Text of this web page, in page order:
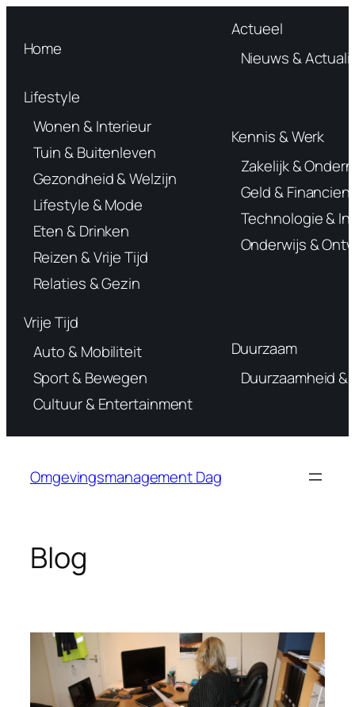
Home
Actueel
Nieuws &
Lifestyle
Wonen & Interieur
Tuin & Buitenleven
Gezondheid & Welzijn
Lifestyle & Mode
Eten & Drinken
Reizen & Vrije Tijd
Relaties & Gezin
Kennis & Werk
Zakelijk &
Geld & Financien
Technologie &
Onderwijs &
Vrije Tijd
Auto & Mobiliteit
Sport & Bewegen
Cultuur & Entertainment
Duurzaam
Duurzaamheid &
Omgevingsmanagement Dag
Blog